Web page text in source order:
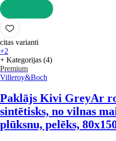
LIKT GROZĀ
citas varianti
+2
+ Kategorijas (4)
Premium
Villeroy&Boch
Paklājs Kivi GreyAr
sintētisks, no vilnas
plūksnu, pelēks,